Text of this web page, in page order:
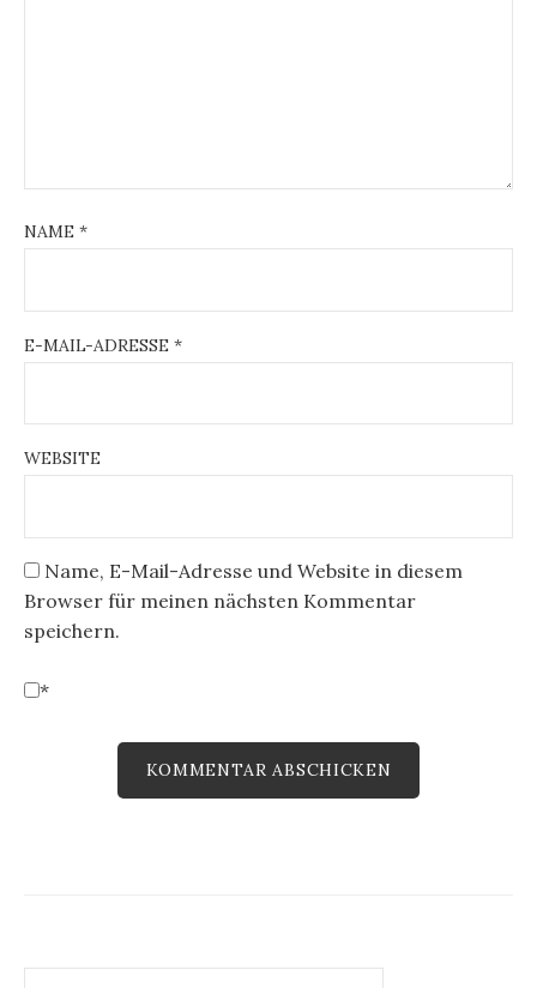
NAME *
E-MAIL-ADRESSE *
WEBSITE
Name, E-Mail-Adresse und Website in diesem
Browser für meinen nächsten Kommentar
speichern.
*